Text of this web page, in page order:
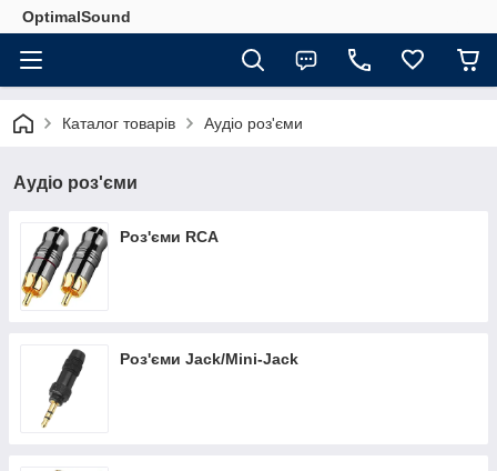
OptimalSound
Каталог товарів Аудіо роз'єми
Аудіо роз'єми
Роз'єми RCA
Роз'єми Jack/Mini-Jack